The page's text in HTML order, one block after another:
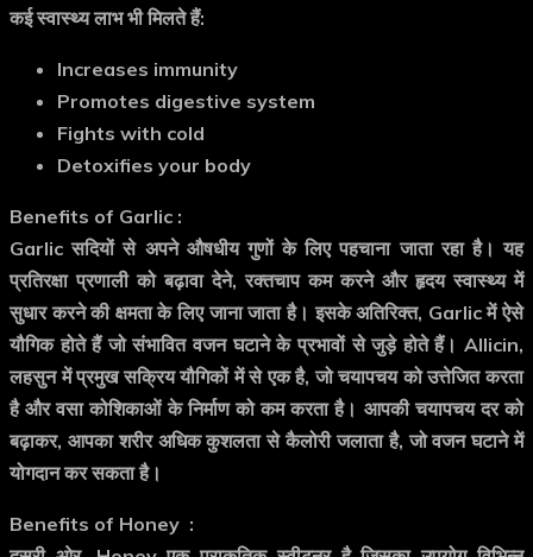
कई स्वास्थ्य लाभ भी मिलते हैं:
Increases immunity
Promotes digestive system
Fights with cold
Detoxifies your body
Benefits of Garlic :
Garlic सदियों से अपने औषधीय गुणों के लिए पहचाना जाता रहा है। यह
प्रतिरक्षा प्रणाली को बढ़ावा देने, रक्तचाप कम करने और हृदय स्वास्थ्य में
सुधार करने की क्षमता के लिए जाना जाता है। इसके अतिरिक्त, Garlic में ऐसे
यौगिक होते हैं जो संभावित वजन घटाने के प्रभावों से जुड़े होते हैं। Allicin,
लहसुन में प्रमुख सक्रिय यौगिकों में से एक है, जो चयापचय को उत्तेजित करता
है और वसा कोशिकाओं के निर्माण को कम करता है। आपकी चयापचय दर को
बढ़ाकर, आपका शरीर अधिक कुशलता से कैलोरी जलाता है, जो वजन घटाने में
योगदान कर सकता है।
Benefits of Honey :